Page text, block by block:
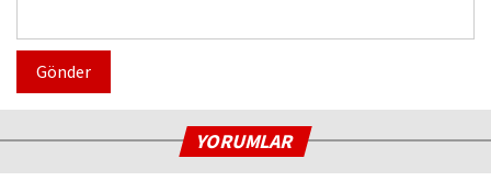
Gönder
YORUMLAR